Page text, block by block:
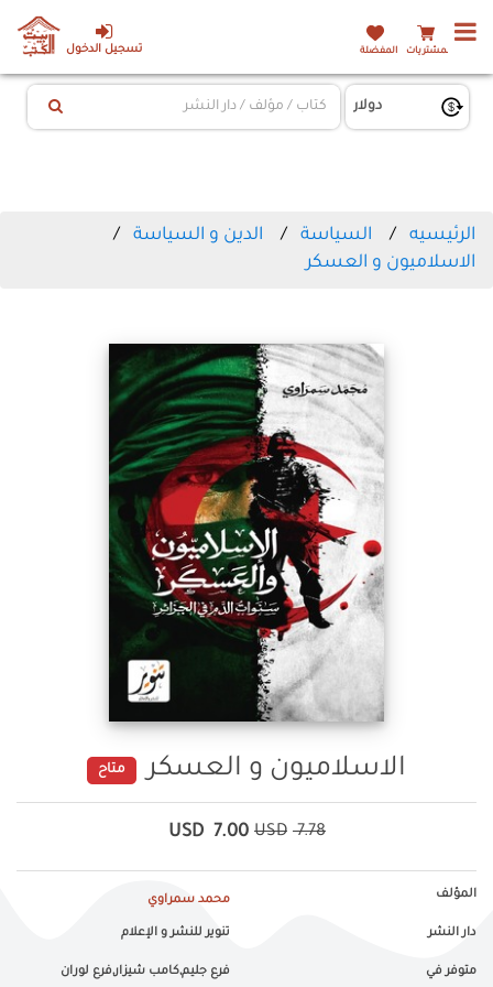
تسجيل الدخول المشتريات المفضلة
الرئيسيه السياسة
الدين و السياسة
الاسلاميون و العسكر
الاسلاميون و العسكر متاح
7.78
USD
7.00
USD
المؤلف محمد سمراوي
دار النشر تنوير للنشر و الإعلام
متوفر في فرع جليم,كامب شيزار,فرع لوران